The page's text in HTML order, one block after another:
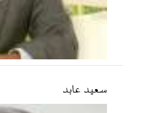
سعید عابد